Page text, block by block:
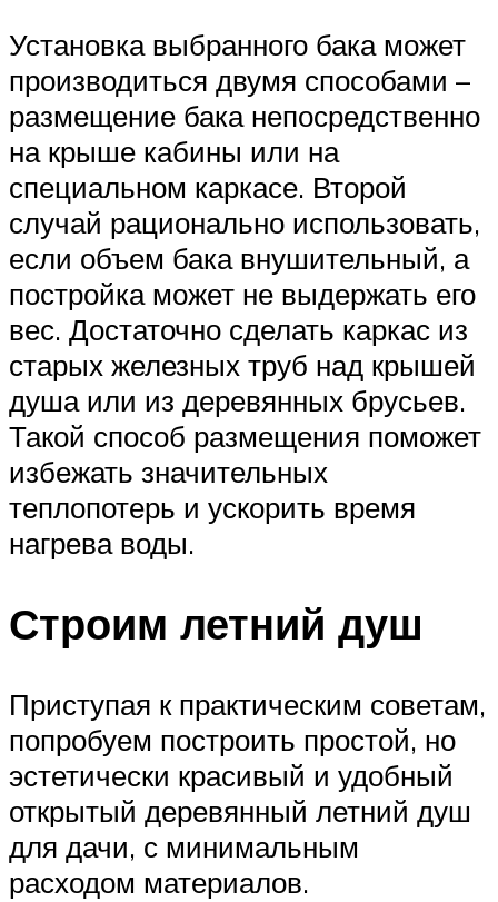
Установка выбранного бака может
производиться двумя способами –
размещение бака непосредственно
на крыше кабины или на
специальном каркасе. Второй
случай рационально использовать,
если объем бака внушительный, а
постройка может не выдержать его
вес. Достаточно сделать каркас из
старых железных труб над крышей
душа или из деревянных брусьев.
Такой способ размещения поможет
избежать значительных
теплопотерь и ускорить время
нагрева воды.
Строим летний душ
Приступая к практическим советам,
попробуем построить простой, но
эстетически красивый и удобный
открытый деревянный летний душ
для дачи, с минимальным
расходом материалов.